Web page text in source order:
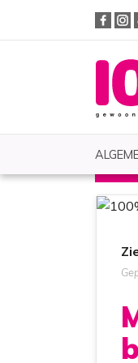
Zoeken